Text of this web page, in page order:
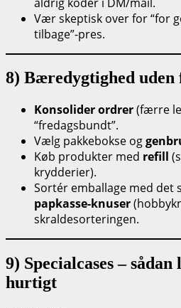
Vær skeptisk over for “for
tilbage”-pres.
8) Bæredygtighed
Konsolider ordrer(færre
“fredagsbundt”.
Vælg pakkebokse og
Køb produkter med refill
krydderier).
Sortér emballage med det
papkasse-knuser
skraldesorteringen.
9) Specialcases –
hurtigt